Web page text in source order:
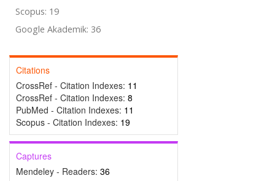
Scopus: 19
Google Akademik: 36
Citations
CrossRef - Citation Indexes: 11
CrossRef - Citation Indexes: 8
PubMed - Citation Indexes: 11
Scopus - Citation Indexes: 19
Captures
Mendeley - Readers: 36